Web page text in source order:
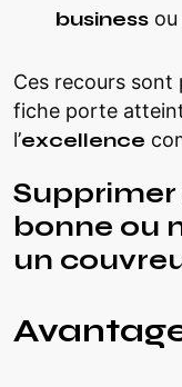
business
Ces recours sont
fiche porte
l’excellence
Supprimer
bonne ou
un